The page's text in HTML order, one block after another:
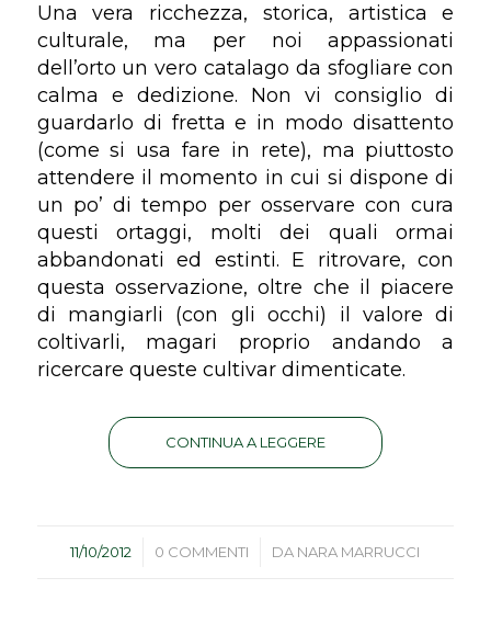
Una vera ricchezza, storica, artistica e
culturale, ma per noi appassionati
dell’orto un vero catalago da sfogliare con
calma e dedizione. Non vi consiglio di
guardarlo di fretta e in modo disattento
(come si usa fare in rete), ma piuttosto
attendere il momento in cui si dispone di
un po’ di tempo per osservare con cura
questi ortaggi, molti dei quali ormai
abbandonati ed estinti. E ritrovare, con
questa osservazione, oltre che il piacere
di mangiarli (con gli occhi) il valore di
coltivarli, magari proprio andando a
ricercare queste cultivar dimenticate.
CONTINUA A LEGGERE
11/10/2012
/ 0 COMMENTI
/ DA NARA MARRUCCI